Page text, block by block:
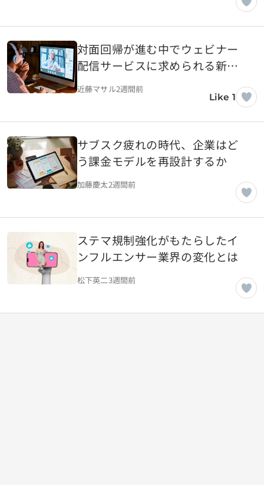
対面回帰が進む中でウェビナー
配信サービスに求められる新し
い価値
近藤マサル2週間前
Like 1
サブスク疲れの時代、企業はど
う課金モデルを再設計するか
加藤慶太2週間前
ステマ規制強化がもたらしたイ
ンフルエンサー業界の変化とは
松下英二3週間前